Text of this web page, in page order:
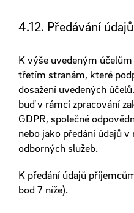
4.12. Předávání
K výše uvedeným
třetím stranám, které
dosažení uvedených
buď v rámci zpracování
GDPR, společné
nebo jako předání údajů
odborných služeb.
K předání údajů
bod 7 níže).